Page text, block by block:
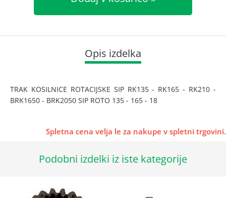
Opis izdelka
TRAK KOSILNICE ROTACIJSKE SIP RK135 - RK165 - RK210 -
BRK1650 - BRK2050 SIP ROTO 135 - 165 - 18
Spletna cena velja le za nakupe v spletni trgovini.
Podobni izdelki iz iste kategorije